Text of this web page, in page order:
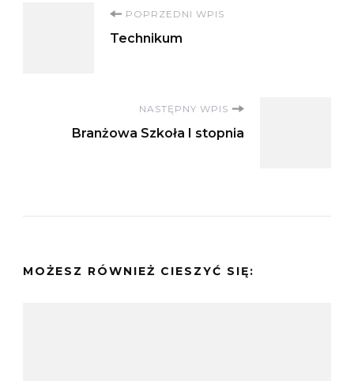
Nawigacja
POPRZEDNI WPIS
Technikum
NASTĘPNY WPIS
Branżowa Szkoła I stopnia
MOŻESZ RÓWNIEŻ CIESZYĆ SIĘ: